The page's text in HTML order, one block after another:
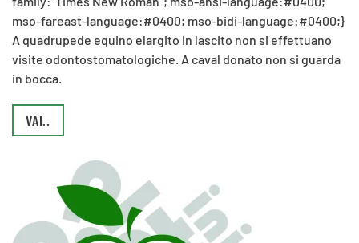
mso-fareast-language:#0400; mso-bidi-language:#0400;}
A quadrupede equino elargito in lascito non si effettuano
visite odontostomatologiche. A caval donato non si guarda
in bocca.
VAI..